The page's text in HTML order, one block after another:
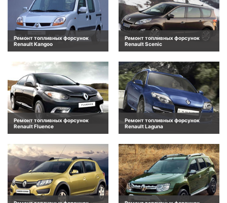
Ремонт топливных форсунок
Renault Kangoo
Ремонт топливных форсунок
Renault Scenic
Ремонт топливных форсунок
Renault Fluence
Ремонт топливных форсунок
Renault Laguna